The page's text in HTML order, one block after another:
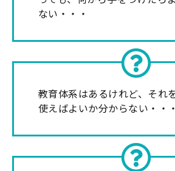
ない・・・
教育体系はあるけれど、それ
使えばよいか分からない・・・